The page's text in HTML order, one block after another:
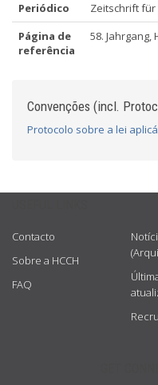
Periódico
Zeitschrift für
Página de
referência
58. Jahrgang,
Convenções (incl.
Protocolo sobre a lei
Contacto
Sobre a HCCH
FAQ